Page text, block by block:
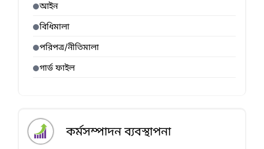
আইন
বিধিমালা
পরিপত্র/নীতিমালা
গার্ড ফাইল
কর্মসম্পাদন ব্যবস্থাপনা